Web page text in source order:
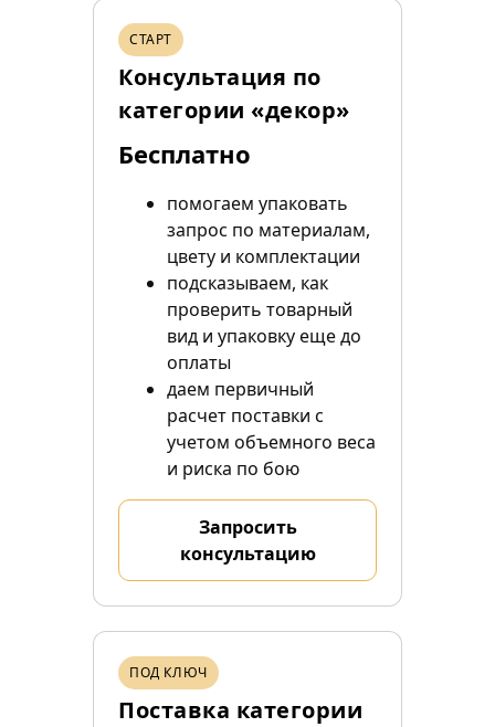
СТАРТ
Консультация по
категории «декор»
Бесплатно
помогаем упаковать
запрос по материалам,
цвету и комплектации
подсказываем, как
проверить товарный
вид и упаковку еще до
оплаты
даем первичный
расчет поставки с
учетом объемного веса
и риска по бою
Запросить
консультацию
ПОД КЛЮЧ
Поставка категории